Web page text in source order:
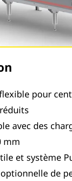
pour
avec des
mm
et système
de